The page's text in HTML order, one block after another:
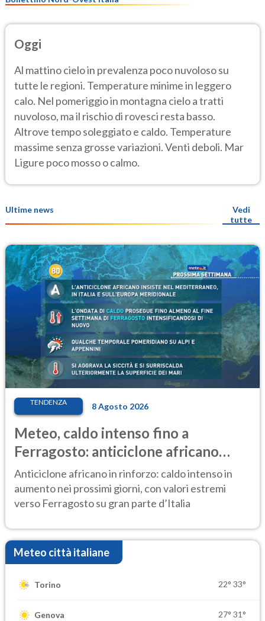
Oggi
Al mattino cielo in prevalenza poco nuvoloso su
tutte le regioni. Temperature minime in leggero
calo. Nel pomeriggio in montagna cielo a tratti
nuvoloso, ma il rischio di rovesci resta basso.
Altrove tempo soleggiato e caldo. Temperature
massime senza grosse variazioni. Venti deboli. Mar
Ligure poco mosso o calmo.
Ultime news
Vedi
tutte
TENDENZA 8 Agosto 2026
Meteo, caldo intenso fino a
Ferragosto: anticiclone africano
ancora protagonista
Anticiclone africano in rinforzo: caldo intenso in
aumento nei prossimi giorni, con valori estremi
verso Ferragosto su gran parte d’Italia
Meteo città italiane
Torino 22° 33°
Genova 27° 31°